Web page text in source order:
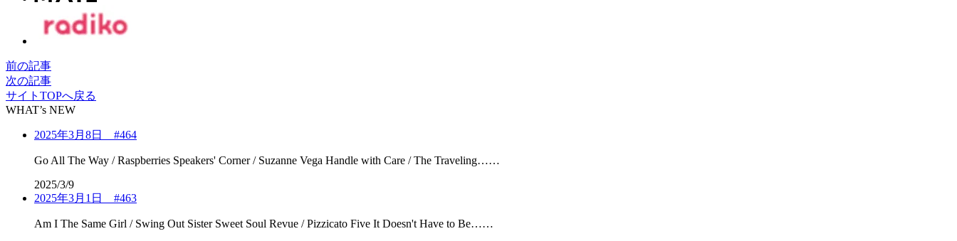
前の記事
次の記事
サイトTOPへ戻る
WHAT’s NEW
2025年3月8日 #464
Go All The Way / Raspberries Speakers' Corner / Suzanne Vega Handle with Care / The Traveling……
2025/3/9
2025年3月1日 #463
Am I The Same Girl / Swing Out Sister Sweet Soul Revue / Pizzicato Five It Doesn't Have to Be……